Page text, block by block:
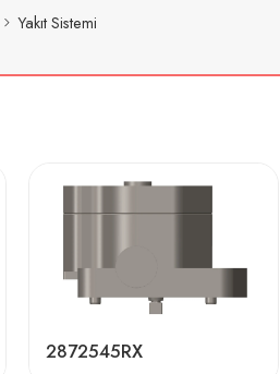
Yakıt Sistemi
2872545RX